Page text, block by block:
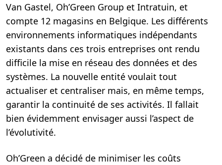
Van Gastel, Oh’Green Group et Intratuin, et
compte 12 magasins en Belgique. Les différents
environnements informatiques indépendants
existants dans ces trois entreprises ont rendu
difficile la mise en réseau des données et des
systèmes. La nouvelle entité voulait tout
actualiser et centraliser mais, en même temps,
garantir la continuité de ses activités. Il fallait
bien évidemment envisager aussi l’aspect de
l’évolutivité.
Oh’Green a décidé de minimiser les coûts